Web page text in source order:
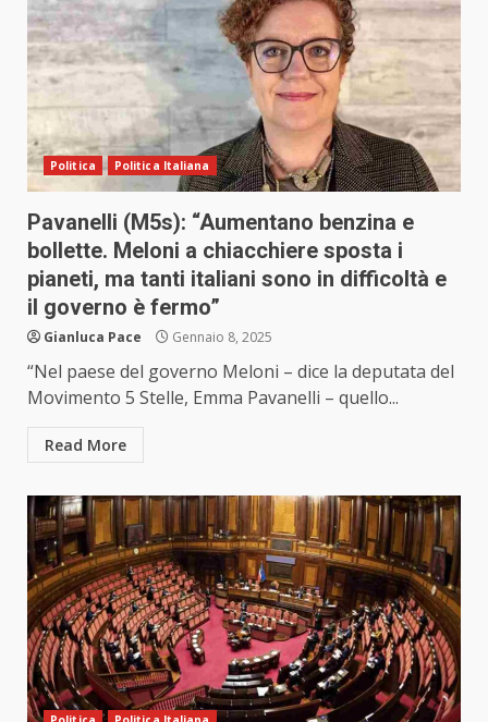
Politica Politica Italiana
Pavanelli (M5s): “Aumentano benzina e
bollette. Meloni a chiacchiere sposta i
pianeti, ma tanti italiani sono in difficoltà e
il governo è fermo”
Gianluca Pace Gennaio 8, 2025
“Nel paese del governo Meloni – dice la deputata del
Movimento 5 Stelle, Emma Pavanelli – quello...
Read More